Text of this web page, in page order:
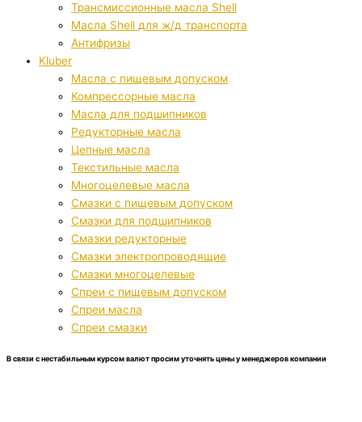
Трансмиссионные масла Shell
Масла Shell для ж/д транспорта
Антифризы
Kluber
Масла с пищевым допуском
Компрессорные масла
Масла для подшипников
Редукторные масла
Цепные масла
Текстильные масла
Многоцелевые масла
Смазки с пищевым допуском
Смазки для подшипников
Смазки редукторные
Смазки электропроводящие
Смазки многоцелевые
Спреи с пищевым допуском
Спреи масла
Спреи смазки
В связи с нестабильным курсом валют просим уточнять цены у менеджеров компании